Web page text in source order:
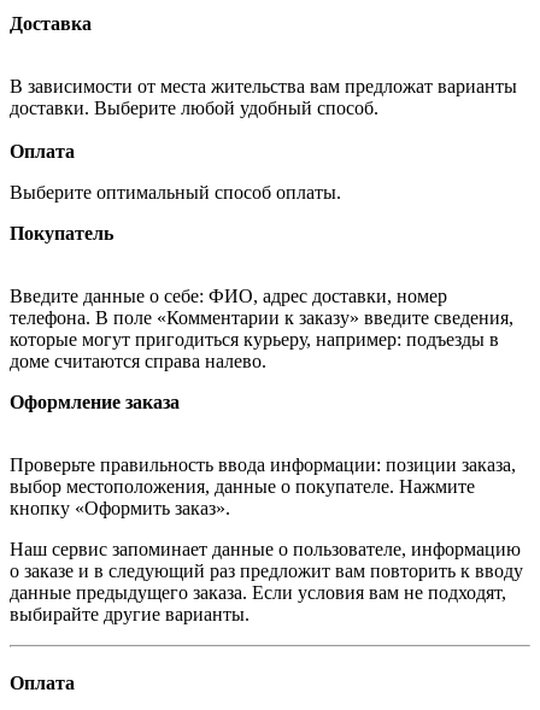
Доставка
В зависимости от места жительства вам предложат варианты
доставки. Выберите любой удобный способ.
Оплата
Выберите оптимальный способ оплаты.
Покупатель
Введите данные о себе: ФИО, адрес доставки, номер
телефона. В поле «Комментарии к заказу» введите сведения,
которые могут пригодиться курьеру, например: подъезды в
доме считаются справа налево.
Оформление заказа
Проверьте правильность ввода информации: позиции заказа,
выбор местоположения, данные о покупателе. Нажмите
кнопку «Оформить заказ».
Наш сервис запоминает данные о пользователе, информацию
о заказе и в следующий раз предложит вам повторить к вводу
данные предыдущего заказа. Если условия вам не подходят,
выбирайте другие варианты.
Оплата